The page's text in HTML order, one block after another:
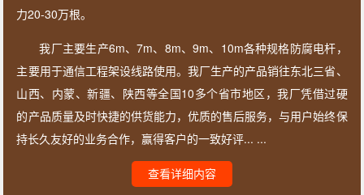
力20-30万根。
我厂主要生产6m、7m、8m、9m、10m各种规格防腐电杆，
主要用于通信工程架设线路使用。我厂生产的产品销往东北三省、
山西、内蒙、新疆、陕西等全国10多个省市地区，我厂凭借过硬
的产品质量及时快捷的供货能力，优质的售后服务，与用户始终保
持长久友好的业务合作，赢得客户的一致好评... ...
查看详细内容